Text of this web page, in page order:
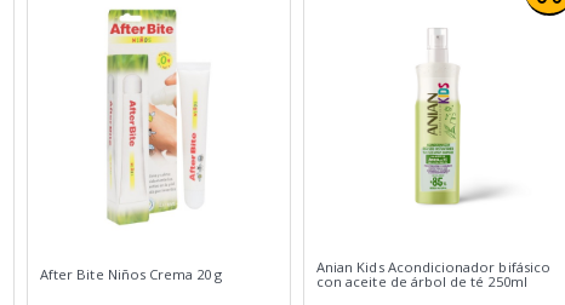
After Bite Niños Crema 20 g
Anian Kids Acondicionador bifásico
con aceite de árbol de té 250ml